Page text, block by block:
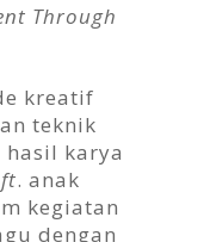
Through
kreatif
teknik
karya
. anak
kegiatan
dengan